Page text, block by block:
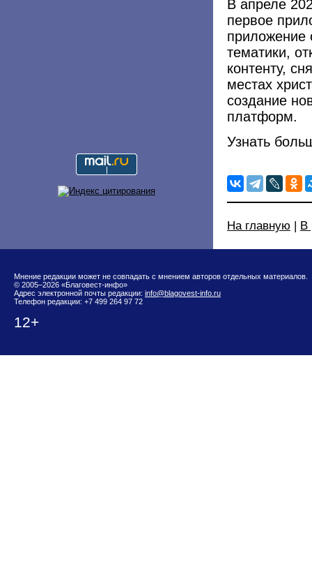
В апреле
первое
приложение
тематики,
контенту,
местах
создание
платформ.
Узнать
На главную | В
Мнение редакции может не совпадать с мнением авторов отдельных материалов.
© 2005–2026 «Благовест-инфо»
Адрес электронной почты редакции: info@blagovest-info.ru
Телефон редакции: +7 499 264 97 72
12+